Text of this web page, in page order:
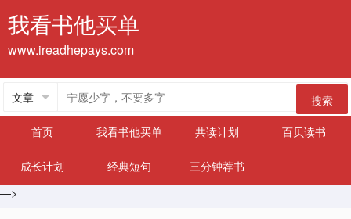
我看书他买单
www.ireadhepays.com
搜索
首页
我看书他买单 共读计划 百贝读书
成长计划 经典短句
三分钟荐书
—>